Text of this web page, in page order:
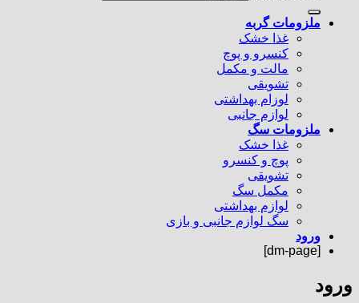
ملزومات گربه
غذا خشک
کنسرو و پوچ
مالت و مکمل
تشویقی
لوزام بهداشتی
لوازم جانبی
ملزومات سگ
غذا خشک
پوچ و کنسرو
تشویقی
مکمل سگ
لوازم بهداشتی
سگ لوازم جانبی و بازی
ورود
[dm-page]
ورود